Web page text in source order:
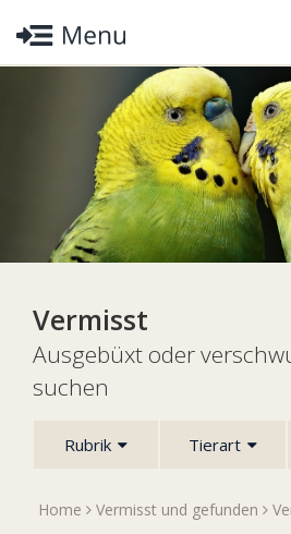
Vermisst
Ausgebüxt oder
suchen
Rubrik Tierart
Home Vermisst und gefunden